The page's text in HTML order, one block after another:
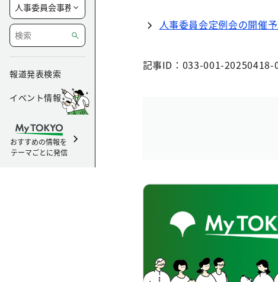
報道発表検索
イベント情報
おすすめの情報を
テーマごとに発信
人事委員会定例会の開催
記事ID：033-001-20250418-